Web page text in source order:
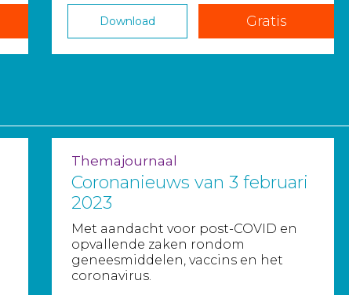
Download Gratis
Themajournaal
Coronanieuws van 3 februari
2023
Met aandacht voor post-COVID en
opvallende zaken rondom
geneesmiddelen, vaccins en het
coronavirus.